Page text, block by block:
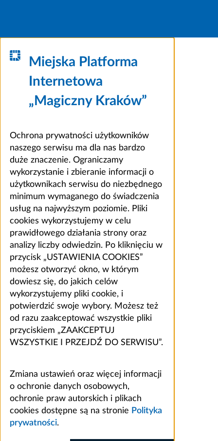
Miejska Platforma
Internetowa
„Magiczny Kraków”
Ochrona prywatności użytkowników
naszego serwisu ma dla nas bardzo
duże znaczenie. Ograniczamy
wykorzystanie i zbieranie informacji o
użytkownikach serwisu do niezbędnego
minimum wymaganego do świadczenia
usług na najwyższym poziomie. Pliki
cookies wykorzystujemy w celu
prawidłowego działania strony oraz
analizy liczby odwiedzin. Po kliknięciu w
przycisk „USTAWIENIA COOKIES”
możesz otworzyć okno, w którym
dowiesz się, do jakich celów
wykorzystujemy pliki cookie, i
potwierdzić swoje wybory. Możesz też
od razu zaakceptować wszystkie pliki
przyciskiem „ZAAKCEPTUJ
WSZYSTKIE I PRZEJDŹ DO SERWISU”.
Zmiana ustawień oraz więcej informacji
o ochronie danych osobowych,
ochronie praw autorskich i plikach
cookies dostępne są na stronie Polityka
prywatności.